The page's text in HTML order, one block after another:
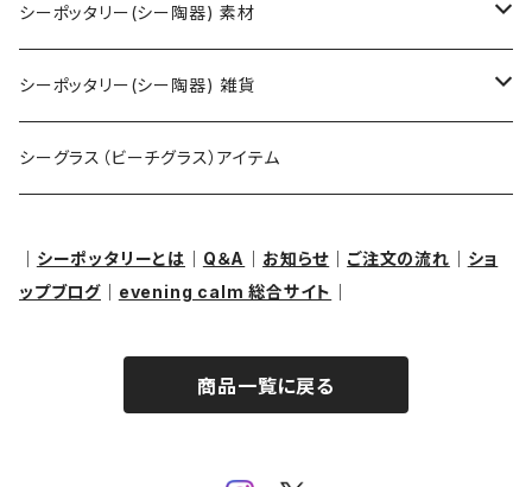
ネックレス
ピアス・イヤリング
ペンダントヘッド（トップ）
リング
シーポッタリー(シー陶器) 素材
アクセサリー用
クラフト用
シーポッタリー(シー陶器) 雑貨
オブジェ・置物
シーグラス（ビーチグラス）アイテム
シーポッタリーとは Q＆A お知らせ ご注文の流れ
ショ
ップブログ
evening calm 総合サイト
商品一覧に戻る